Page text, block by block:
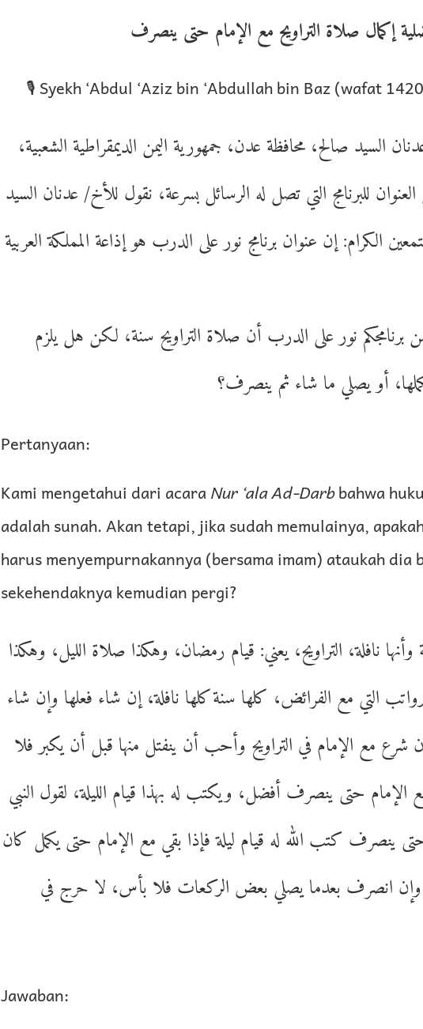
إكمال صلاة التراويح مع الإمام حتى ينصرف
🎙 Syekh ‘Abdul ‘Aziz bin ‘Abdullah bin Baz (wafat
السيد صالح، محافظة عدن، جمهورية اليمن الديمقراطية الشعبية،
للبرنامج التي تصل له الرسائل بسرعة، نقول للأخ/ عدنان السيد
الكرام: إن عنوان برنامج نور على الدرب هو إذاعة المملكة العربية
برنامجكم نور على الدرب أن صلاة التراويح سنة، لكن هل يلزم
أو يصلي ما شاء ثم ينصرف؟
Pertanyaan:
Kami mengetahui dari acaraNur ‘ala Ad-Darbbahwa
adalah sunah. Akan tetapi, jika sudah memulainya,
harus menyempurnakannya (bersama imam) ataukah dia
sekehendaknya kemudian pergi?
نافلة، التراويح، يعني: قيام رمضان، وهكذا صلاة الليل، وهكذا
التي مع الفرائض، كلها سنة كلها نافلة، إن شاء فعلها وإن شاء
شرع مع الإمام في التراويح وأحب أن ينفتل منها قبل أن يكبر فلا
حتى ينصرف أفضل، ويكتب له بهذا قيام الليلة، لقول النبي
ينصرف كتب الله له قيام ليلة فإذا بقي مع الإمام حتى يكمل كان
وإن انصرف بعدما يصلي بعض الركعات فلا بأس، لا حرج في
Jawaban: